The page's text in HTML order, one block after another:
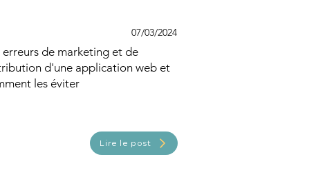
07/03/2024
erreurs de marketing et de
d'une application web et
les éviter
Lire le post